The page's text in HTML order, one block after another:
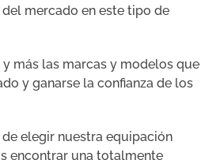
mercado en este tipo de
más las marcas y modelos que
y ganarse la confianza de los
elegir nuestra equipación
encontrar una totalmente